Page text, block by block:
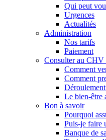
Qui peut
Urgences
Actualités
Administration
Nos tarifs
Paiement
Consulter au CHV
Comment
Comment
Le bien-être
Bon à savoir
Pourquoi
Puis-je faire
Banque de